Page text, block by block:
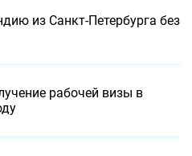
из Санкт-Петербурга без
рабочей визы в